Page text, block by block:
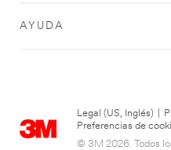
AYUDA
Legal (US, Inglés)
Preferencias de
© 3M 2026. Todos